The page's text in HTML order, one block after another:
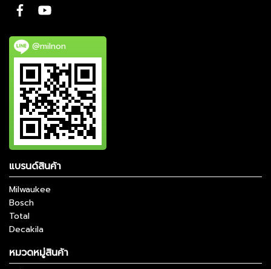
@milnon
แบรนด์สินค้า
Milwaukee
Bosch
Total
Decakila
หมวดหมู่สินค้า